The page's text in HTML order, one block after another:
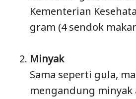
Kementerian
gram (4 sendok
Minyak
Sama seperti gula,
mengandung